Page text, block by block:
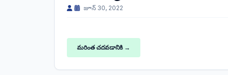
జూన్ 30, 2022
మరింత చదవడానికి →